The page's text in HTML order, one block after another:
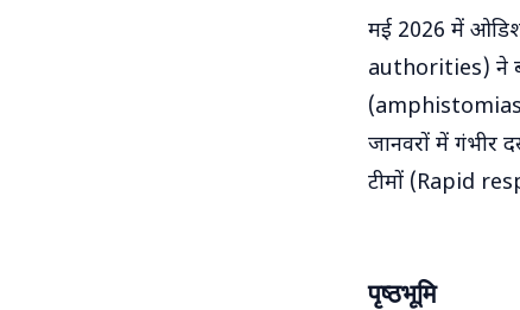
मई 2026 में
authorities) ने
जानवरों में गंभीर
टीमों (Rapid
पृष्ठभूमि